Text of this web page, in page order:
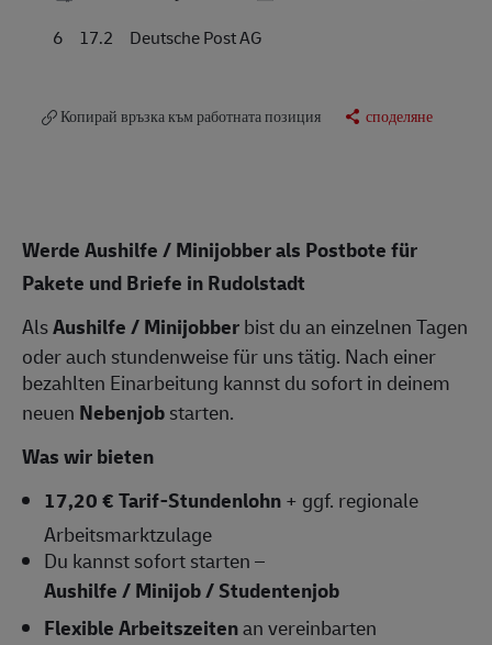
6
17.2 Deutsche Post AG
Копирай връзка към работната позиция споделяне
Werde Aushilfe / Minijobber als Postbote für
Pakete und Briefe in Rudolstadt
AlsAushilfe / Minijobberbist du an einzelnen Tagen
oder auch stundenweise für uns tätig. Nach einer
bezahlten Einarbeitung kannst du sofort in deinem
neuen Nebenjobstarten.
Was wir bieten
17,20 € Tarif-Stundenlohn+ ggf. regionale
Arbeitsmarktzulage
Du kannst sofort starten –
Aushilfe / Minijob / Studentenjob
Flexible Arbeitszeitenan vereinbarten